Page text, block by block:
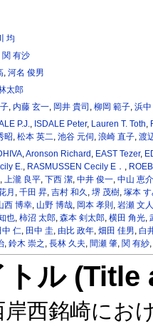
均
関 有沙
,河名 俊男
太郎
, 内藤 玄一, 岡井 貴司 ,柳岡 範子,浜
P.J., ISDALE Peter, Lauren T. Toth,
昭, 松本 英二, 池谷 元伺 , 浪崎 直子, 渡
,Aronson Richard , EAST Tezer,
E., RASMUSSEN Cecily E． ,
, 上瀧 良平, 下西 潔, 中井 俊一, 中山 恵介
月 , 千田 昇, 吉村 和久 , 堺 茂樹, 塚本
西 博幸, 山野 博哉, 岡本 孝則 , 岩瀬 文人
也, 柿沼 太郎, 森本 剣太郎, 横田 角光,
中 仁, 田中 圭, 由比 政年, 畑田 佳男, 白
, 鈴木 崇之 , 長林 久夫, 間瀬 肇, 関 有紗,
トル
岸西銘崎にお